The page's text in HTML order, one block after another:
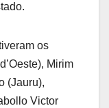
os
Mirim
(Jauru),
Victor